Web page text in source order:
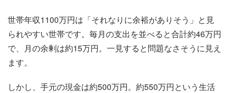
世帯年収1100万円は「それなりに余裕がありそう」と見
られやすい世帯です。毎月の支出を並べると合計約46万円
で、月の余剰は約15万円。一見すると問題なさそうに見え
ます。
しかし、手元の現金は約500万円。約550万円という生活